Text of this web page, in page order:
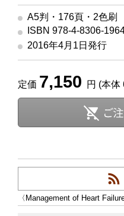
A5判・176頁・2色刷
ISBN 978-4-8306-
2016年4月1日発行
定価 7,150 円 (本体
〈Management of Heart